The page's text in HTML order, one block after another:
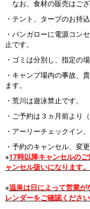
なお、食材の販売はご
・テント、タープのお持
・バンガローに電源コン
止です。
・ゴミは分別し、指定の
・キャンプ場内の事故、
ます。
・荒川は遊泳禁止です。
・ご予約は３ヵ月前より
・アーリーチェックイン
・予約のキャンセル、変
※17時以降キャンセルの
ャンセル扱いになります。
※温泉は日によって営業
レンダーをご確認ください